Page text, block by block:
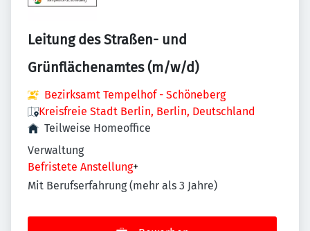
Leitung des Straßen- und
Grünflächenamtes (m/w/d)
Bezirksamt Tempelhof - Schöneberg
Kreisfreie Stadt Berlin, Berlin, Deutschland
Teilweise Homeoffice
Verwaltung
Befristete Anstellung+
Mit Berufserfahrung (mehr als 3 Jahre)